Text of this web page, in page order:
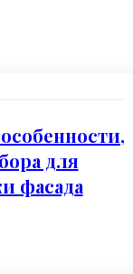
для
фасада